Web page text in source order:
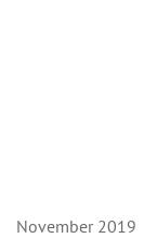
November 2019